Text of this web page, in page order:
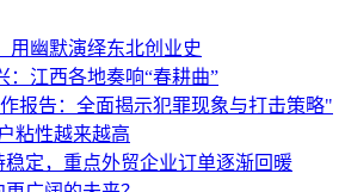
用幽默演绎东北创业史
：江西各地奏响“春耕曲”
报告：全面揭示犯罪现象与打击策略"
粘性越来越高
定，重点外贸企业订单逐渐回暖